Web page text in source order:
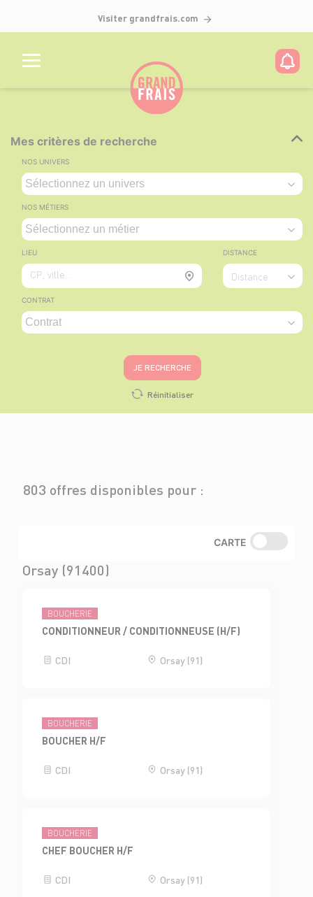
Visiter grandfrais.com
Mes critères de recherche
NOS UNIVERS
NOS MÉTIERS
LIEU
CP, ville...
DISTANCE
Distance
CONTRAT
JE RECHERCHE
Réinitialiser
803 offres disponibles pour :
CARTE
Orsay (91400)
BOUCHERIE
CONDITIONNEUR / CONDITIONNEUSE (H/F)
CDI Orsay (91)
BOUCHERIE
BOUCHER H/F
CDI Orsay (91)
BOUCHERIE
CHEF BOUCHER H/F
CDI Orsay (91)